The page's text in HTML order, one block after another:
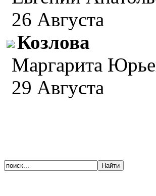
26 Августа
Козлова
Маргарита
29 Августа